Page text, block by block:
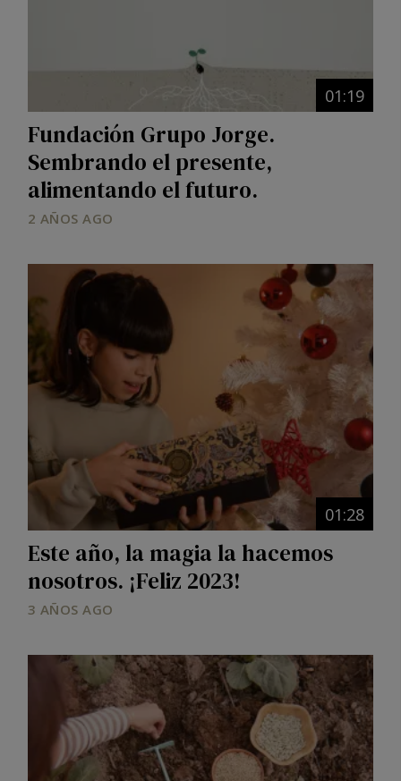
01:19
Fundación Grupo Jorge.
Sembrando el presente,
alimentando el futuro.
2 AÑOS AGO
Image
01:28
Este año, la magia la hacemos
nosotros. ¡Feliz 2023!
3 AÑOS AGO
Image